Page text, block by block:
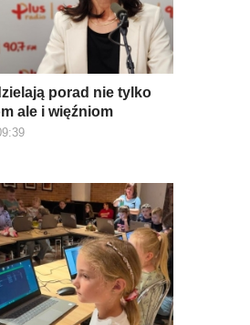
porad nie tylko
ale i więźniom